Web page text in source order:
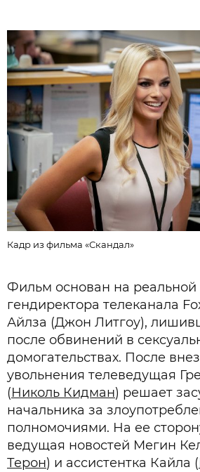
Кадр из фильма «Скандал»
Фильм основан на реальной
гендиректора телеканала
Айлза (Джон Литгоу),
после обвинений в
домогательствах. После
увольнения телеведущая
(Николь Кидман) решает
начальника за
полномочиями. На ее
ведущая новостей Мегин
Терон) и ассистентка Кайла (